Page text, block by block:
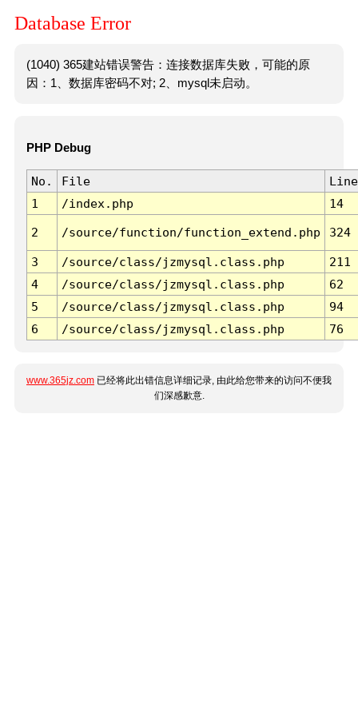
Database Error
(1040) 365建站错误警告：连接数据库失败，可能的原
因：1、数据库密码不对; 2、mysql未启动。
PHP Debug
No. File
Line
1
/index.php 14
2 /source/function/function_extend.php 324
3 /source/class/jzmysql.class.php
211
4
/source/class/jzmysql.class.php
62
5
/source/class/jzmysql.class.php
94
6
/source/class/jzmysql.class.php 76
www.365jz.com 已经将此出错信息详细记录, 由此给您带来的访问不便我
们深感歉意.